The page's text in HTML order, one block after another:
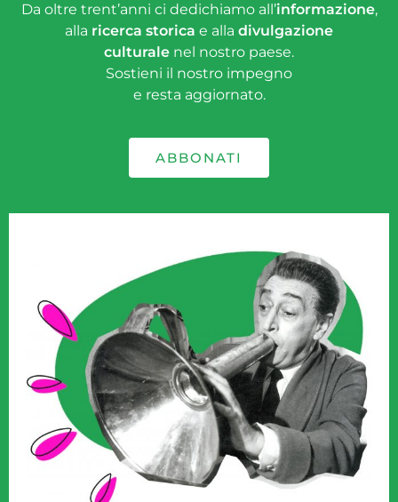
Da oltre trent’anni ci dedichiamo all’informazione,
alla ricerca storica e alla divulgazione
culturale nel nostro paese.
Sostieni il nostro impegno
e resta aggiornato.
ABBONATI